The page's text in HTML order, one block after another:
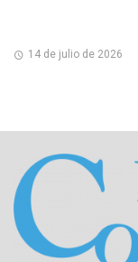
14 de julio de 2026